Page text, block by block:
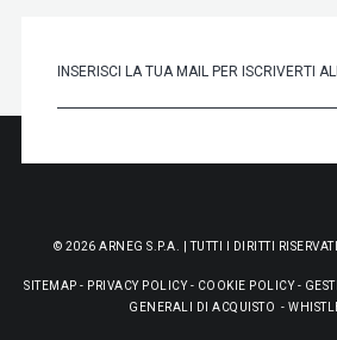
© 2026 ARNEG S.P.A. | TUTTI I DIRITTI
SITEMAP - PRIVACY POLICY- COOKIE POLICY-
GENERALI DI ACQUISTO -